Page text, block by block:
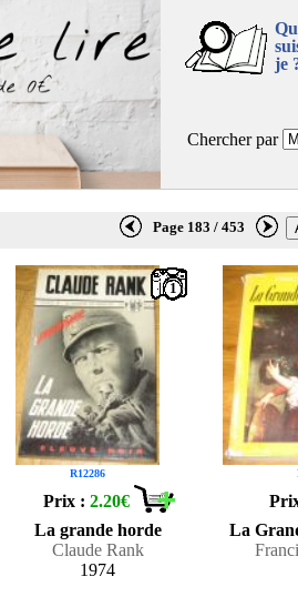
je
Chercher par
Page 183 / 453
R12286
1
Prix :2.20€
La grande horde
Claude Rank
1974
La